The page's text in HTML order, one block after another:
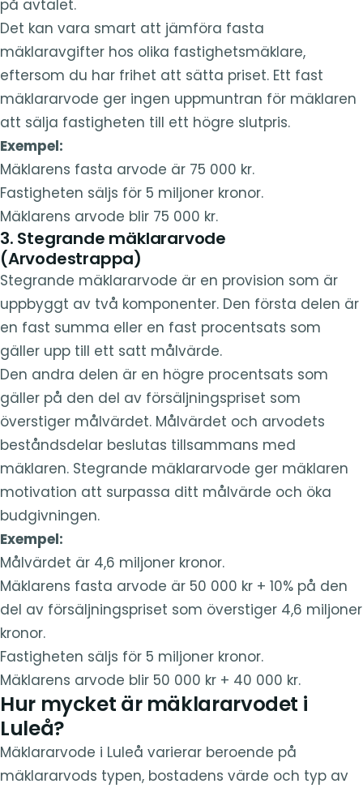
på avtalet.
Det kan vara smart att jämföra fasta
mäklaravgifter hos olika fastighetsmäklare,
eftersom du har frihet att sätta priset. Ett fast
mäklararvode ger ingen uppmuntran för mäklaren
att sälja fastigheten till ett högre slutpris.
Exempel:
Mäklarens fasta arvode är 75 000 kr.
Fastigheten säljs för 5 miljoner kronor.
Mäklarens arvode blir 75 000 kr.
3. Stegrande mäklararvode
(Arvodestrappa)
Stegrande mäklararvode är en provision som är
uppbyggt av två komponenter. Den första delen är
en fast summa eller en fast procentsats som
gäller upp till ett satt målvärde.
Den andra delen är en högre procentsats som
gäller på den del av försäljningspriset som
överstiger målvärdet. Målvärdet och arvodets
beståndsdelar beslutas tillsammans med
mäklaren. Stegrande mäklararvode ger mäklaren
motivation att surpassa ditt målvärde och öka
budgivningen.
Exempel:
Målvärdet är 4,6 miljoner kronor.
Mäklarens fasta arvode är 50 000 kr + 10% på den
del av försäljningspriset som överstiger 4,6 miljoner
kronor.
Fastigheten säljs för 5 miljoner kronor.
Mäklarens arvode blir 50 000 kr + 40 000 kr.
Hur mycket är mäklararvodet i
Luleå?
Mäklararvode i Luleå varierar beroende på
mäklararvods typen, bostadens värde och typ av